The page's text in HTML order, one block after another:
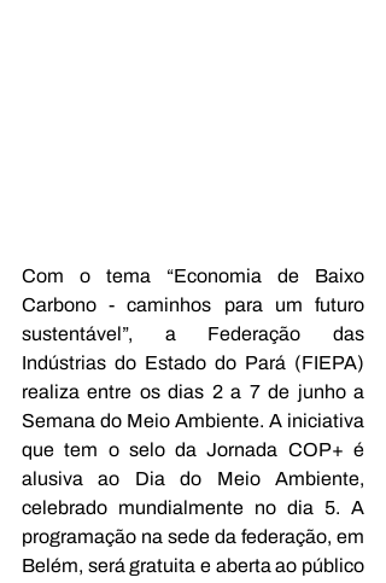
Com o tema “Economia de Baixo
Carbono - caminhos para um futuro
sustentável”, a Federação das
Indústrias do Estado do Pará (FIEPA)
realiza entre os dias 2 a 7 de junho a
Semana do Meio Ambiente. A iniciativa
que tem o selo da Jornada COP+ é
alusiva ao Dia do Meio Ambiente,
celebrado mundialmente no dia 5. A
programação na sede da federação, em
Belém, será gratuita e aberta ao público